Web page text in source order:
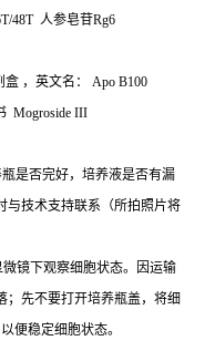
48T 人参皂苷Rg6
盒 ，英文名：
Apo B100
Mogroside III
是否完好，培养液是否有漏
与技术支持联系（所拍照片将
镜下观察细胞状态。因运输
；先不要打开培养瓶盖，将细
便稳定细胞状态。